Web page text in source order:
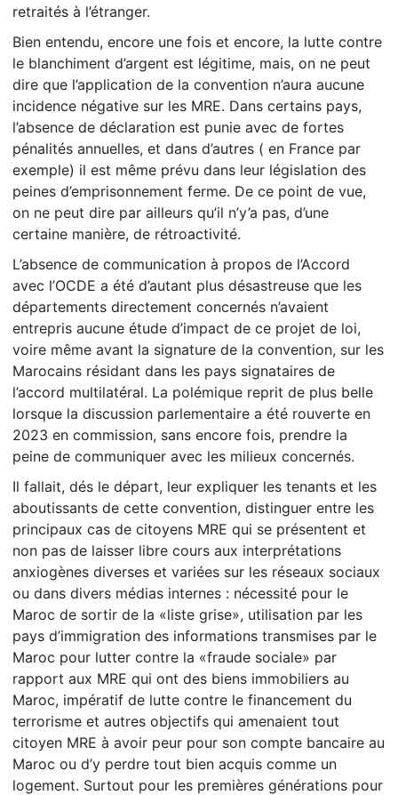
retraités à l’étranger.
Bien entendu, encore une fois et encore, la lutte contre
le blanchiment d’argent est légitime, mais, on ne peut
dire que l’application de la convention n’aura aucune
incidence négative sur les MRE. Dans certains pays,
l’absence de déclaration est punie avec de fortes
pénalités annuelles, et dans d’autres ( en France par
exemple) il est même prévu dans leur législation des
peines d’emprisonnement ferme. De ce point de vue,
on ne peut dire par ailleurs qu’il n’y’a pas, d’une
certaine manière, de rétroactivité.
L’absence de communication à propos de l’Accord
avec l’OCDE a été d’autant plus désastreuse que les
départements directement concernés n’avaient
entrepris aucune étude d’impact de ce projet de loi,
voire même avant la signature de la convention, sur les
Marocains résidant dans les pays signataires de
l’accord multilatéral. La polémique reprit de plus belle
lorsque la discussion parlementaire a été rouverte en
2023 en commission, sans encore fois, prendre la
peine de communiquer avec les milieux concernés.
Il fallait, dés le départ, leur expliquer les tenants et les
aboutissants de cette convention, distinguer entre les
principaux cas de citoyens MRE qui se présentent et
non pas de laisser libre cours aux interprétations
anxiogènes diverses et variées sur les réseaux sociaux
ou dans divers médias internes : nécessité pour le
Maroc de sortir de la «liste grise», utilisation par les
pays d’immigration des informations transmises par le
Maroc pour lutter contre la «fraude sociale» par
rapport aux MRE qui ont des biens immobiliers au
Maroc, impératif de lutte contre le financement du
terrorisme et autres objectifs qui amenaient tout
citoyen MRE à avoir peur pour son compte bancaire au
Maroc ou d’y perdre tout bien acquis comme un
logement. Surtout pour les premières générations pour